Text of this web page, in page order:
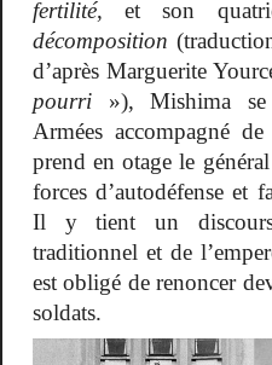
fertilité, et son
décomposition
d’après Marguerite
pourri»), Mishima se
Armées accompagné
prend en otage le
forces d’autodéfense et
Il y tient un
traditionnel et de
est obligé de renoncer
soldats.